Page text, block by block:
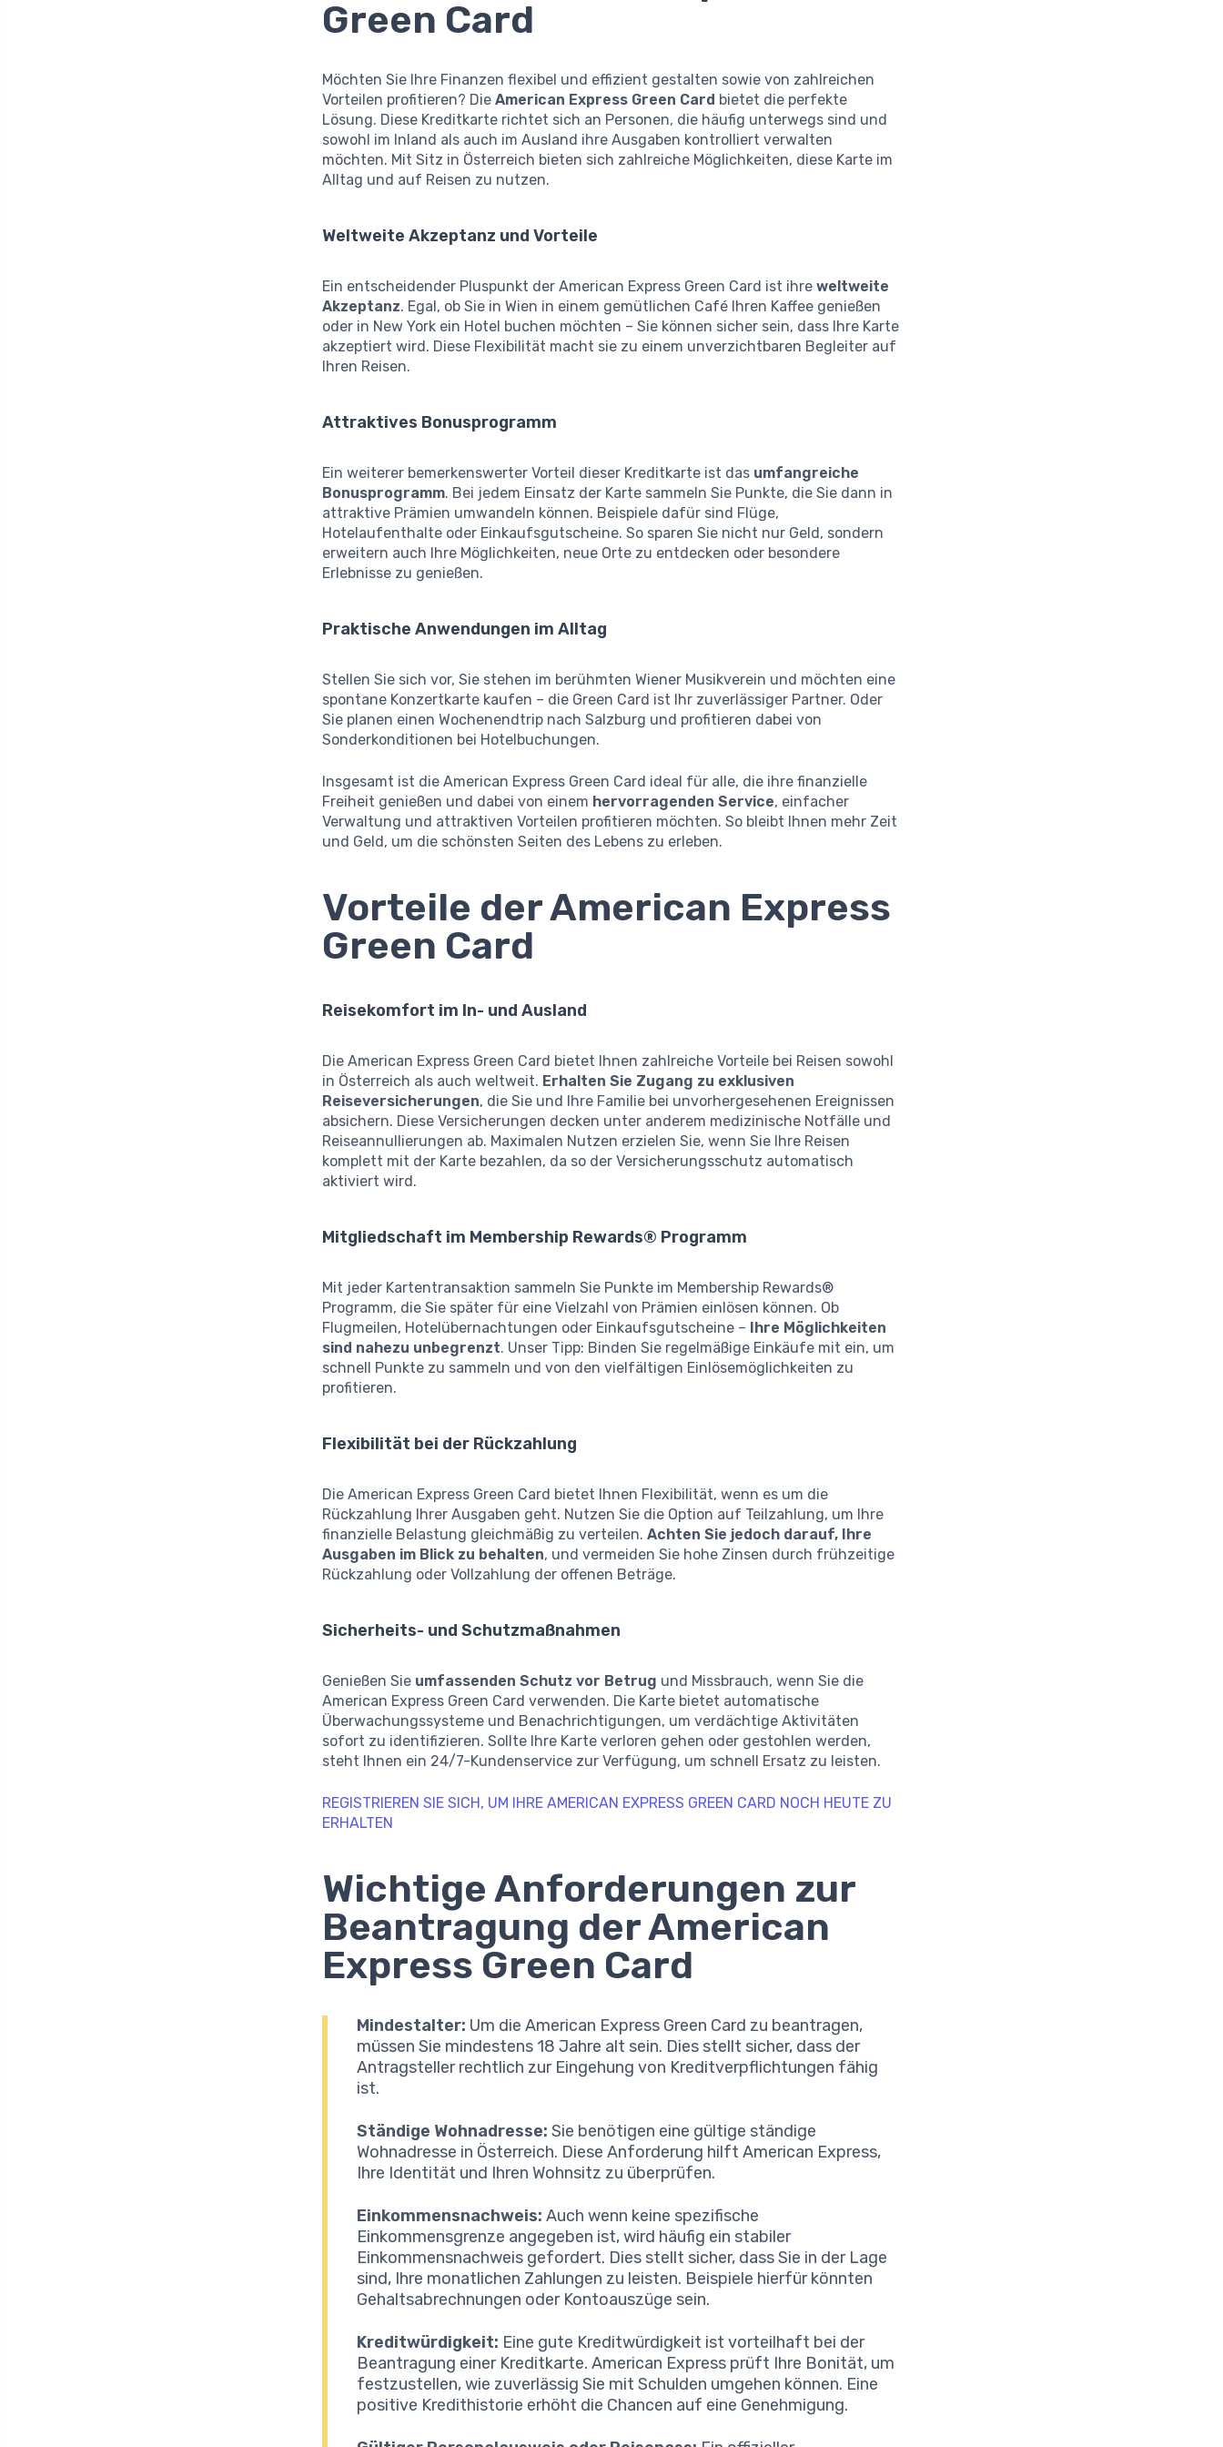
Green Card
Möchten Sie Ihre Finanzen flexibel und effizient gestalten sowie von zahlreichen
Vorteilen profitieren? DieAmerican Express Green Card bietet die perfekte
Lösung. Diese Kreditkarte richtet sich an Personen, die häufig unterwegs sind und
sowohl im Inland als auch im Ausland ihre Ausgaben kontrolliert verwalten
möchten. Mit Sitz in Österreich bieten sich zahlreiche Möglichkeiten, diese Karte im
Alltag und auf Reisen zu nutzen.
Weltweite Akzeptanz und Vorteile
Ein entscheidender Pluspunkt der American Express Green Card ist ihreweltweite
Akzeptanz. Egal, ob Sie in Wien in einem gemütlichen Café Ihren Kaffee genießen
oder in New York ein Hotel buchen möchten – Sie können sicher sein, dass Ihre Karte
akzeptiert wird. Diese Flexibilität macht sie zu einem unverzichtbaren Begleiter auf
Ihren Reisen.
Attraktives Bonusprogramm
Ein weiterer bemerkenswerter Vorteil dieser Kreditkarte ist das umfangreiche
Bonusprogramm. Bei jedem Einsatz der Karte sammeln Sie Punkte, die Sie dann in
attraktive Prämien umwandeln können. Beispiele dafür sind Flüge,
Hotelaufenthalte oder Einkaufsgutscheine. So sparen Sie nicht nur Geld, sondern
erweitern auch Ihre Möglichkeiten, neue Orte zu entdecken oder besondere
Erlebnisse zu genießen.
Praktische Anwendungen im Alltag
Stellen Sie sich vor, Sie stehen im berühmten Wiener Musikverein und möchten eine
spontane Konzertkarte kaufen – die Green Card ist Ihr zuverlässiger Partner. Oder
Sie planen einen Wochenendtrip nach Salzburg und profitieren dabei von
Sonderkonditionen bei Hotelbuchungen.
Insgesamt ist die American Express Green Card ideal für alle, die ihre finanzielle
Freiheit genießen und dabei von einem hervorragenden Service, einfacher
Verwaltung und attraktiven Vorteilen profitieren möchten. So bleibt Ihnen mehr Zeit
und Geld, um die schönsten Seiten des Lebens zu erleben.
Vorteile der American Express
Green Card
Reisekomfort im In- und Ausland
Die American Express Green Card bietet Ihnen zahlreiche Vorteile bei Reisen sowohl
in Österreich als auch weltweit. Erhalten Sie Zugang zu exklusiven
Reiseversicherungen, die Sie und Ihre Familie bei unvorhergesehenen Ereignissen
absichern. Diese Versicherungen decken unter anderem medizinische Notfälle und
Reiseannullierungen ab. Maximalen Nutzen erzielen Sie, wenn Sie Ihre Reisen
komplett mit der Karte bezahlen, da so der Versicherungsschutz automatisch
aktiviert wird.
Mitgliedschaft im Membership Rewards® Programm
Mit jeder Kartentransaktion sammeln Sie Punkte im Membership Rewards®
Programm, die Sie später für eine Vielzahl von Prämien einlösen können. Ob
Flugmeilen, Hotelübernachtungen oder Einkaufsgutscheine – Ihre Möglichkeiten
sind nahezu unbegrenzt. Unser Tipp: Binden Sie regelmäßige Einkäufe mit ein, um
schnell Punkte zu sammeln und von den vielfältigen Einlösemöglichkeiten zu
profitieren.
Flexibilität bei der Rückzahlung
Die American Express Green Card bietet Ihnen Flexibilität, wenn es um die
Rückzahlung Ihrer Ausgaben geht. Nutzen Sie die Option auf Teilzahlung, um Ihre
finanzielle Belastung gleichmäßig zu verteilen.Achten Sie jedoch darauf, Ihre
Ausgaben im Blick zu behalten, und vermeiden Sie hohe Zinsen durch frühzeitige
Rückzahlung oder Vollzahlung der offenen Beträge.
Sicherheits- und Schutzmaßnahmen
Genießen Sie umfassenden Schutz vor Betrug und Missbrauch, wenn Sie die
American Express Green Card verwenden. Die Karte bietet automatische
Überwachungssysteme und Benachrichtigungen, um verdächtige Aktivitäten
sofort zu identifizieren. Sollte Ihre Karte verloren gehen oder gestohlen werden,
steht Ihnen ein 24/7-Kundenservice zur Verfügung, um schnell Ersatz zu leisten.
REGISTRIEREN SIE SICH, UM IHRE AMERICAN EXPRESS GREEN CARD NOCH HEUTE ZU
ERHALTEN
Wichtige Anforderungen zur
Beantragung der American
Express Green Card
Mindestalter: Um die American Express Green Card zu beantragen,
müssen Sie mindestens 18 Jahre alt sein. Dies stellt sicher, dass der
Antragsteller rechtlich zur Eingehung von Kreditverpflichtungen fähig
ist.
Ständige Wohnadresse: Sie benötigen eine gültige ständige
Wohnadresse in Österreich. Diese Anforderung hilft American Express,
Ihre Identität und Ihren Wohnsitz zu überprüfen.
Einkommensnachweis: Auch wenn keine spezifische
Einkommensgrenze angegeben ist, wird häufig ein stabiler
Einkommensnachweis gefordert. Dies stellt sicher, dass Sie in der Lage
sind, Ihre monatlichen Zahlungen zu leisten. Beispiele hierfür könnten
Gehaltsabrechnungen oder Kontoauszüge sein.
Kreditwürdigkeit: Eine gute Kreditwürdigkeit ist vorteilhaft bei der
Beantragung einer Kreditkarte. American Express prüft Ihre Bonität, um
festzustellen, wie zuverlässig Sie mit Schulden umgehen können. Eine
positive Kredithistorie erhöht die Chancen auf eine Genehmigung.